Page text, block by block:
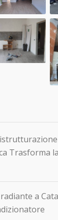
Trasforma
a